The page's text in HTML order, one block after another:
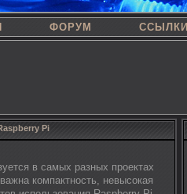
ФОРУМ ССЫЛКИ
Pi
в самых разных проектах
компактность, невысокая